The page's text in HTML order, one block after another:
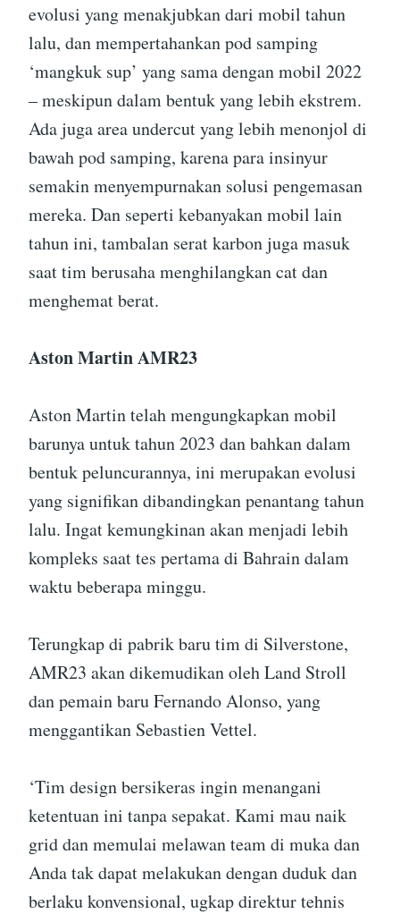
evolusi yang menakjubkan dari mobil tahun
lalu, dan mempertahankan pod samping
‘mangkuk sup’ yang sama dengan mobil 2022
– meskipun dalam bentuk yang lebih ekstrem.
Ada juga area undercut yang lebih menonjol di
bawah pod samping, karena para insinyur
semakin menyempurnakan solusi pengemasan
mereka. Dan seperti kebanyakan mobil lain
tahun ini, tambalan serat karbon juga masuk
saat tim berusaha menghilangkan cat dan
menghemat berat.
Aston Martin AMR23
Aston Martin telah mengungkapkan mobil
barunya untuk tahun 2023 dan bahkan dalam
bentuk peluncurannya, ini merupakan evolusi
yang signifikan dibandingkan penantang tahun
lalu. Ingat kemungkinan akan menjadi lebih
kompleks saat tes pertama di Bahrain dalam
waktu beberapa minggu.
Terungkap di pabrik baru tim di Silverstone,
AMR23 akan dikemudikan oleh Land Stroll
dan pemain baru Fernando Alonso, yang
menggantikan Sebastien Vettel.
‘Tim design bersikeras ingin menangani
ketentuan ini tanpa sepakat. Kami mau naik
grid dan memulai melawan team di muka dan
Anda tak dapat melakukan dengan duduk dan
berlaku konvensional, ugkap direktur tehnis